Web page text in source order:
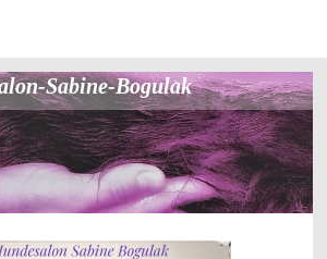
Sabine-Bogulak